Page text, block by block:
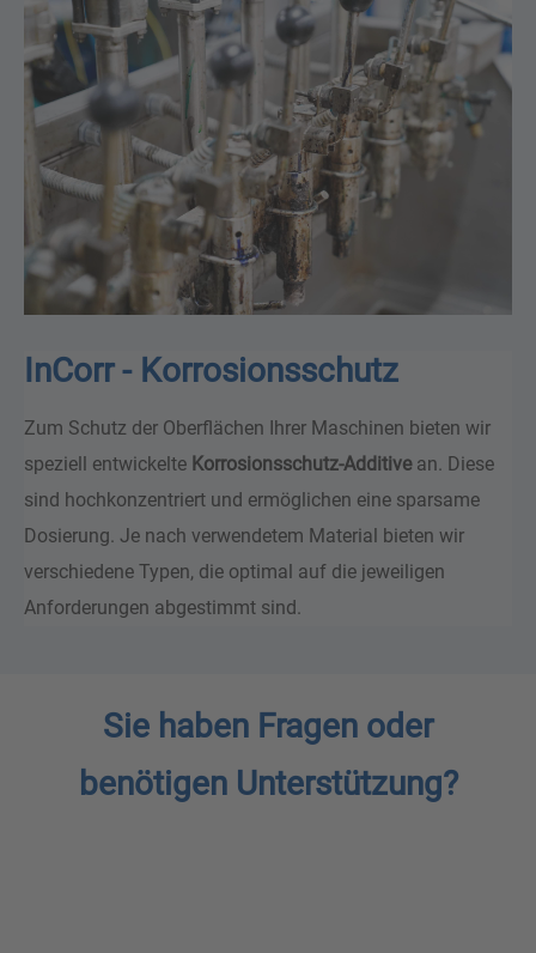
InCorr - Korrosionsschutz
Zum Schutz der Oberflächen Ihrer Maschinen bieten wir
speziell entwickelte Korrosionsschutz-Additivean. Diese
sind hochkonzentriert und ermöglichen eine sparsame
Dosierung. Je nach verwendetem Material bieten wir
verschiedene Typen, die optimal auf die jeweiligen
Anforderungen abgestimmt sind.
Sie haben Fragen oder
benötigen Unterstützung?